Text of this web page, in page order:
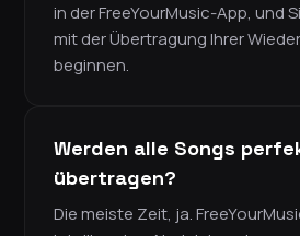
in der FreeYourMusic-App, und
mit der Übertragung Ihrer
beginnen.
Werden alle Songs
übertragen?
Die meiste Zeit, ja.